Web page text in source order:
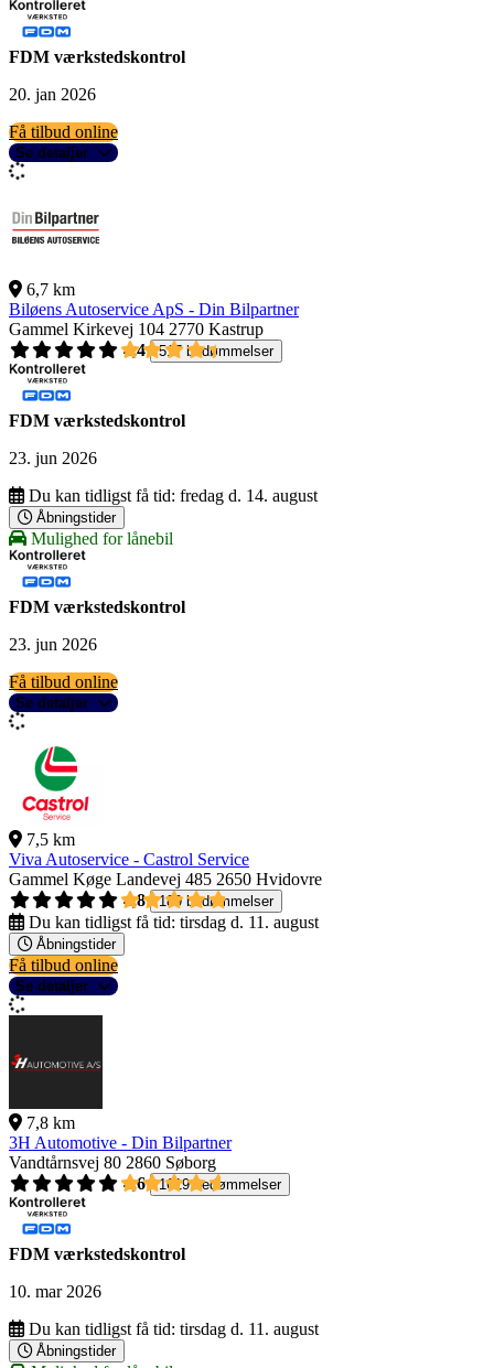
FDM værkstedskontrol
20. jan 2026
Få tilbud online
Se detaljer
6,7 km
Biløens Autoservice ApS - Din Bilpartner
Gammel Kirkevej 104 2770 Kastrup
4,4
517 bedømmelser
FDM værkstedskontrol
23. jun 2026
Du kan tidligst få tid: fredag d. 14. august
Åbningstider
Mulighed for lånebil
FDM værkstedskontrol
23. jun 2026
Få tilbud online
Se detaljer
7,5 km
Viva Autoservice - Castrol Service
Gammel Køge Landevej 485 2650 Hvidovre
4,8
189 bedømmelser
Du kan tidligst få tid: tirsdag d. 11. august
Åbningstider
Få tilbud online
Se detaljer
7,8 km
3H Automotive - Din Bilpartner
Vandtårnsvej 80 2860 Søborg
4,6
1619 bedømmelser
FDM værkstedskontrol
10. mar 2026
Du kan tidligst få tid: tirsdag d. 11. august
Åbningstider